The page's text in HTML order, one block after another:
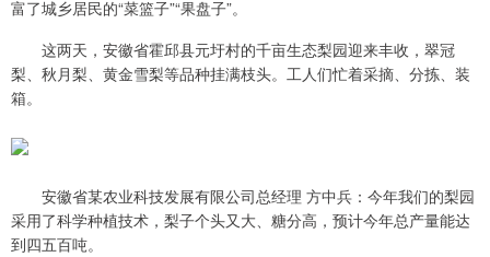
富了城乡居民的“菜篮子”“果盘子”。
这两天，安徽省霍邱县元圩村的千亩生态梨园迎来丰收，翠冠
梨、秋月梨、黄金雪梨等品种挂满枝头。工人们忙着采摘、分拣、装
箱。
安徽省某农业科技发展有限公司总经理 方中兵：今年我们的梨园
采用了科学种植技术，梨子个头又大、糖分高，预计今年总产量能达
到四五百吨。